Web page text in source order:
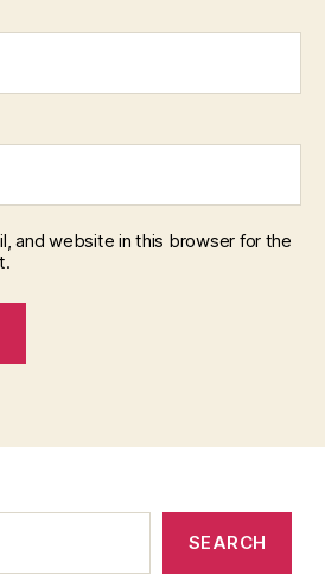
and website in this browser for the
SEARCH